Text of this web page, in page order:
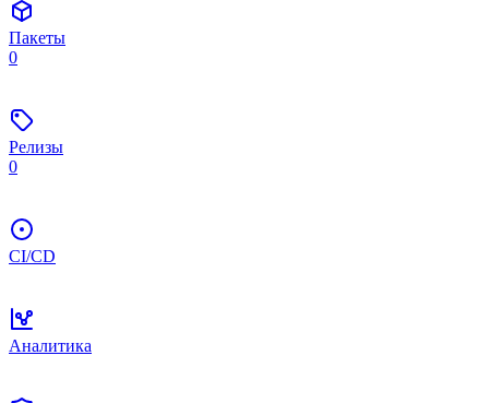
Пакеты
0
Релизы
0
CI/CD
Аналитика